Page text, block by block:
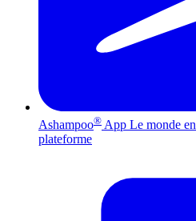
Ashampoo® App Le monde
plateforme